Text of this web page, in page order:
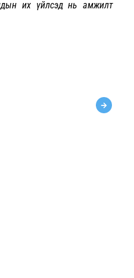
их үйлсэд нь амжилт